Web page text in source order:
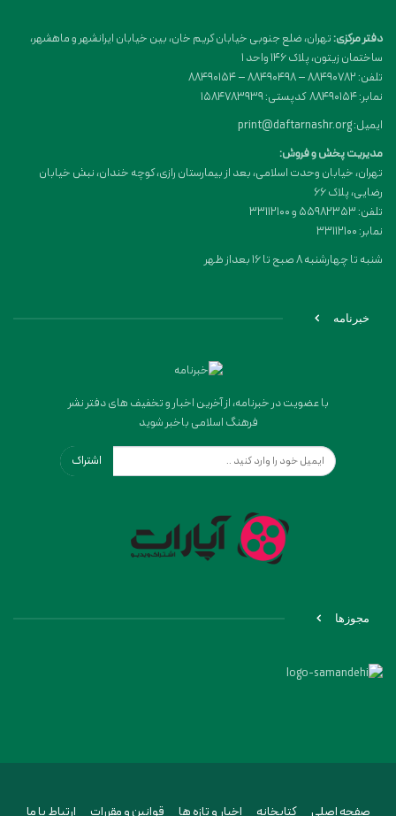
دفتر مرکزی:تهران، ضلع جنوبی خیابان کریم خان، بین خیابان ایرانشهر و ماهشهر،
ساختمان زیتون، پلاک 146 واحد 1
تلفن: 88490782 – 88490498 – 88490154
نمابر: 88490154 کدپستی: 1584783939
ایمیل: print@daftarnashr.org
مدیریت پخش و فروش:
تهران، خیابان وحدت اسلامی، بعد از بیمارستان رازی، کوچه خندان، نبش خیابان
رضایی، پلاک ۶۶
تلفن: 55982353 و 33112100
نمابر: 33112100
شنبه تا چهارشنبه 8 صبح تا 16 بعداز ظهر
خبرنامه
با عضویت در خبرنامه، از آخرین اخبار و تخفیف های دفتر نشر
فرهنگ اسلامی باخبر شوید
اشتراک
مجوزها
صفحه اصلی کتابخانه اخبار و تازه ها قوانین و مقررات ارتباط با ما